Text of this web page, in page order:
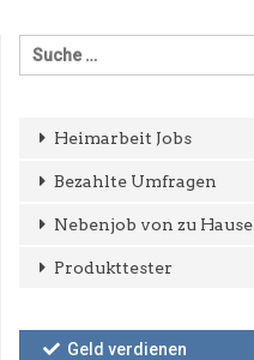
Heimarbeit Jobs
Bezahlte Umfragen
Nebenjob von zu Hause
Produkttester
Geld verdienen